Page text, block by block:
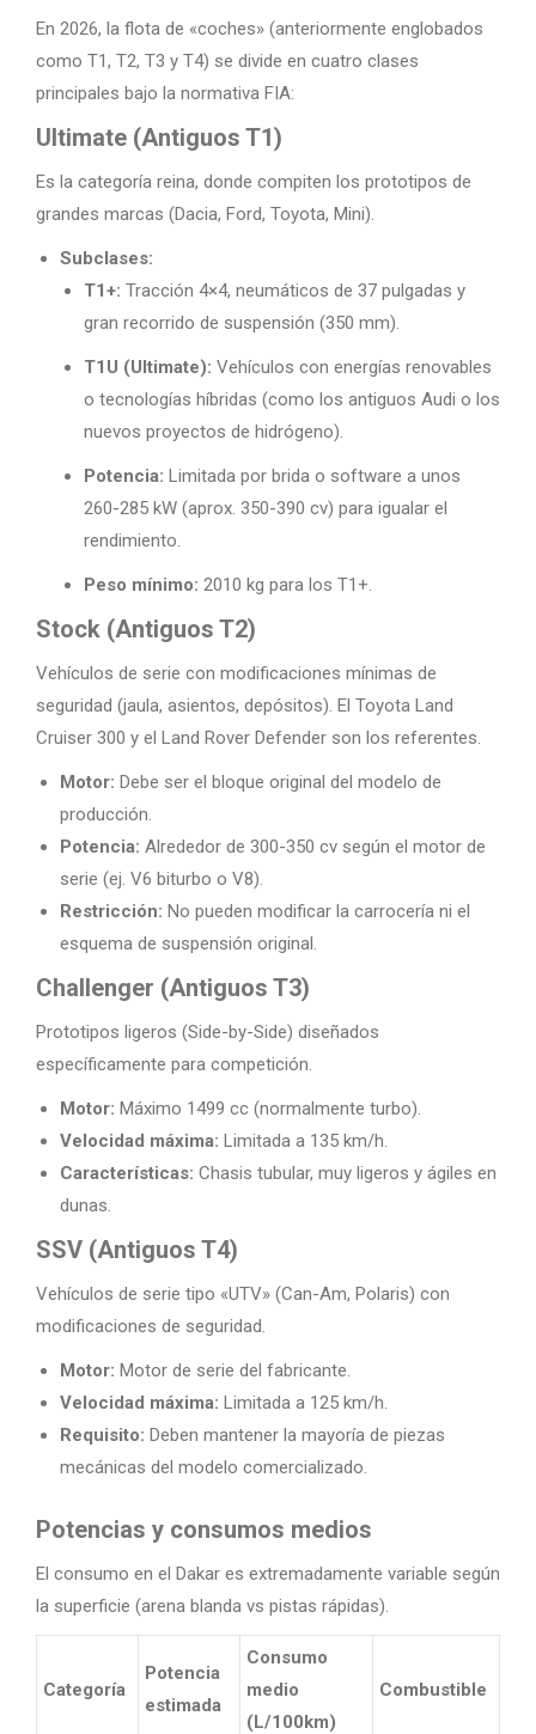
En 2026, la flota de «coches» (anteriormente englobados
como T1, T2, T3 y T4) se divide en cuatro clases
principales bajo la normativa FIA:
Ultimate (Antiguos T1)
Es la categoría reina, donde compiten los prototipos de
grandes marcas (Dacia, Ford, Toyota, Mini).
Subclases:
T1+: Tracción 4×4, neumáticos de 37 pulgadas y
gran recorrido de suspensión (350 mm).
T1U (Ultimate): Vehículos con energías renovables
o tecnologías híbridas (como los antiguos Audi o los
nuevos proyectos de hidrógeno).
Potencia: Limitada por brida o software a unos
260-285 kW (aprox. 350-390 cv) para igualar el
rendimiento.
Peso mínimo: 2010 kg para los T1+.
Stock (Antiguos T2)
Vehículos de serie con modificaciones mínimas de
seguridad (jaula, asientos, depósitos). El Toyota Land
Cruiser 300 y el Land Rover Defender son los referentes.
Motor: Debe ser el bloque original del modelo de
producción.
Potencia: Alrededor de 300-350 cv según el motor de
serie (ej. V6 biturbo o V8).
Restricción: No pueden modificar la carrocería ni el
esquema de suspensión original.
Challenger (Antiguos T3)
Prototipos ligeros (Side-by-Side) diseñados
específicamente para competición.
Motor: Máximo 1499 cc (normalmente turbo).
Velocidad máxima: Limitada a 135 km/h.
Características: Chasis tubular, muy ligeros y ágiles en
dunas.
SSV (Antiguos T4)
Vehículos de serie tipo «UTV» (Can-Am, Polaris) con
modificaciones de seguridad.
Motor: Motor de serie del fabricante.
Velocidad máxima: Limitada a 125 km/h.
Requisito: Deben mantener la mayoría de piezas
mecánicas del modelo comercializado.
Potencias y consumos medios
El consumo en el Dakar es extremadamente variable según
la superficie (arena blanda vs pistas rápidas).
Categoría
Potencia
estimada
Consumo
medio
(L/100km)
Combustible